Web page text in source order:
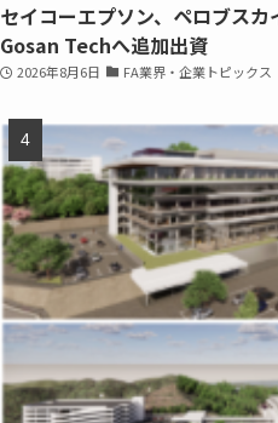
セイコーエプソン、ペロブス
Gosan Techへ追加出資
2026年8月6日 FA業界・企業トピックス